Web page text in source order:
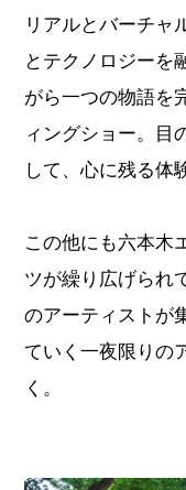
リアルとバーチャ
とテクノロジーを
がら一つの物語を
ィングショー。目
して、心に残る体
この他にも六本木
ツが繰り広げられ
のアーティストが
ていく一夜限りの
く。